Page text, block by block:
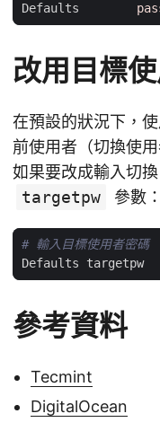
Defaults
改用目標
在預設的狀況下，使
前使用者（切換使
如果要改成輸入切
targetpw
參數：
# 輸入目標使用者密碼
參考資料
Tecmint
DigitalOcean